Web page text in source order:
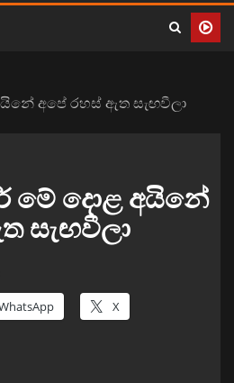
අපේ රහස් ඇත සැඟවීලා
මේ දොළ අයිනේ
සැඟවීලා
X